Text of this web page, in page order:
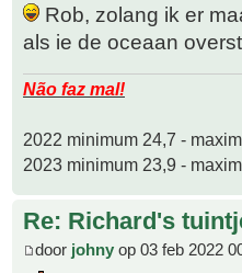
Rob, zolang ik er
als ie de oceaan
Não faz mal!
2022 minimum 24,7 -
2023 minimum 23,9 -
Re: Richard's
door johny op 03 feb 2022